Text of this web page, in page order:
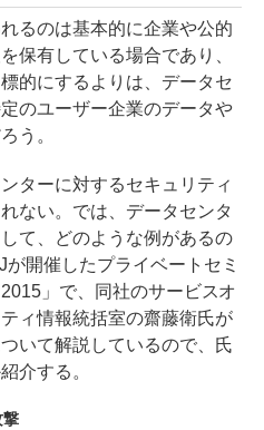
るのは基本的に企業や公的
保有している場合であり、
的にするよりは、データセ
のユーザー企業のデータや
う。
ターに対するセキュリティ
ない。では、データセンタ
て、どのような例があるの
開催したプライベートセミ
」で、同社のサービスオ
ィ情報統括室の齋藤衛氏が
いて解説しているので、氏
介する。
撃